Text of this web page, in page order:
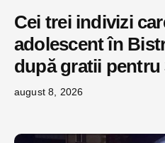
Cei trei indivizi
adolescent în
după gratii pentru
august 8, 2026